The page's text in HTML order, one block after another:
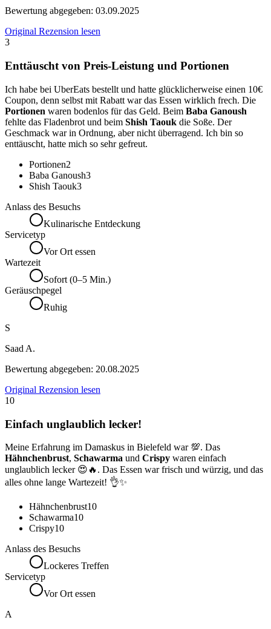
Bewertung abgegeben: 03.09.2025
Original Rezension lesen
3
Enttäuscht von Preis-Leistung und Portionen
Ich habe bei UberEats bestellt und hatte glücklicherweise einen 10€
Coupon, denn selbst mit Rabatt war das Essen wirklich frech. Die
Portionen waren bodenlos für das Geld. Beim Baba Ganoush
fehlte das Fladenbrot und beim Shish Taouk die Soße. Der
Geschmack war in Ordnung, aber nicht überragend. Ich bin so
enttäuscht, hatte mich so sehr gefreut.
Portionen2
Baba Ganoush3
Shish Taouk3
Anlass des Besuchs
Kulinarische Entdeckung
Servicetyp
Vor Ort essen
Wartezeit
Sofort (0–5 Min.)
Geräuschpegel
Ruhig
S
Saad A.
Bewertung abgegeben: 20.08.2025
Original Rezension lesen
10
Einfach unglaublich lecker!
Meine Erfahrung im Damaskus in Bielefeld war 💯. Das
Hähnchenbrust, Schawarma und Crispy waren einfach
unglaublich lecker 😍🔥. Das Essen war frisch und würzig, und das
alles ohne lange Wartezeit! 👌✨
Hähnchenbrust10
Schawarma10
Crispy10
Anlass des Besuchs
Lockeres Treffen
Servicetyp
Vor Ort essen
A